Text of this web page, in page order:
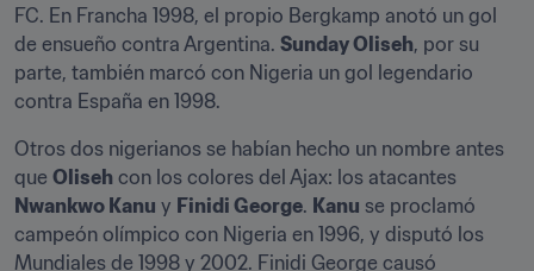
FC. En Francha 1998, el propio Bergkamp anotó un gol
de ensueño contra Argentina. Sunday Oliseh, por su
parte, también marcó con Nigeria un gol legendario
contra España en 1998.
Otros dos nigerianos se habían hecho un nombre antes
que Oliseh
Nwankwo Kanu y Finidi George. Kanu se proclamó
campeón olímpico con Nigeria en 1996, y disputó los
Mundiales de 1998 y 2002. Finidi George causó